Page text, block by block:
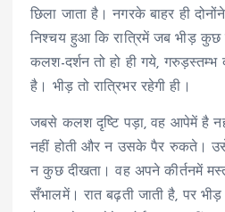
छिला जाता है। नगरके बाहर ही
निश्चय हुआ कि रात्रिमें जब भीड़ कुछ
कलश-दर्शन तो हो ही गये, गरुड़स्तम्भ
है। भीड़ तो रात्रिभर रहेगी ही।
जबसे कलश दृष्टि पड़ा, वह आपेमें है
नहीं होती और न उसके पैर रुकते।
न कुछ दीखता। वह अपने कीर्तनमें
सँभालमें। रात बढ़ती जाती है, पर